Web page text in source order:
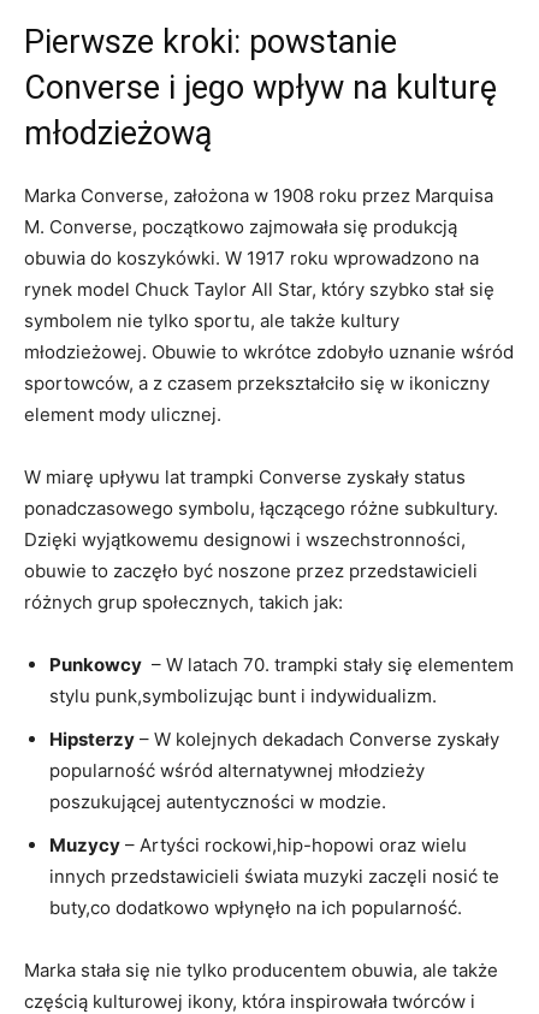
Pierwsze kroki:‌ powstanie
Converse​ i jego‍ wpływ ‌na ⁢kulturę
⁣młodzieżową
Marka Converse, założona w ‌1908 roku przez Marquisa
M. Converse, początkowo zajmowała się ‍produkcją ​
obuwia​ do koszykówki. W 1917‍ roku wprowadzono na
rynek model Chuck Taylor All Star, który szybko stał ⁣się
symbolem nie tylko sportu, ale ‌także kultury
młodzieżowej.⁢ Obuwie to wkrótce zdobyło ‌uznanie wśród
sportowców, a z czasem przekształciło się ‌w ikoniczny
element mody ulicznej.
W miarę⁢ upływu lat⁤ trampki Converse​ zyskały status⁢
ponadczasowego symbolu, łączącego różne subkultury.
Dzięki wyjątkowemu designowi i wszechstronności,‍
obuwie ⁢to⁢ zaczęło ⁣być noszone przez przedstawicieli
różnych grup społecznych, takich ⁢jak:
Punkowcy ‍ – W latach 70. trampki ​stały się ⁤elementem
stylu ​punk,symbolizując bunt⁤ i indywidualizm.
Hipsterzy – W kolejnych dekadach Converse zyskały
⁤popularność wśród ‌alternatywnej młodzieży
poszukującej ‍autentyczności w⁤ modzie.
Muzycy – Artyści ⁢rockowi,hip-hopowi oraz​ wielu
innych przedstawicieli świata muzyki zaczęli nosić te
buty,co​ dodatkowo wpłynęło na‍ ich​ popularność.
Marka stała się nie tylko⁣ producentem obuwia, ​ale‍ także⁣
częścią ​kulturowej ikony, która⁤ inspirowała ⁢twórców ⁤i